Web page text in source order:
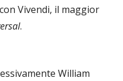
Vivendi, il maggior
.
William